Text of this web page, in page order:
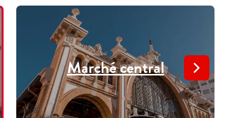
Marché central